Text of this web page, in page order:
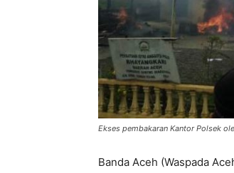
Ekses pembakaran Kantor Polsek
Banda Aceh (Waspada